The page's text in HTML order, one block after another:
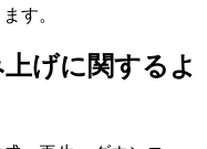
す。
げに関するよ